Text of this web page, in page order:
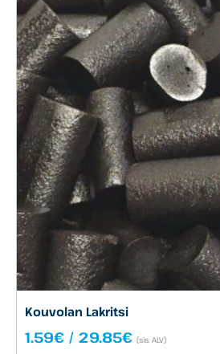
Kouvolan Lakritsi
1.59€ / 29.85€Hintaluokka:
(sis. ALV)